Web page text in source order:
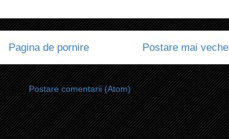
Postare mai veche
Pagina de pornire
vă la:Postare comentarii (Atom)